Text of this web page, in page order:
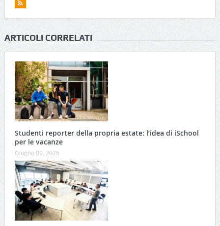
ARTICOLI CORRELATI
Studenti reporter della propria estate: l’idea di iSchool
per le vacanze
Giugno 09, 2026